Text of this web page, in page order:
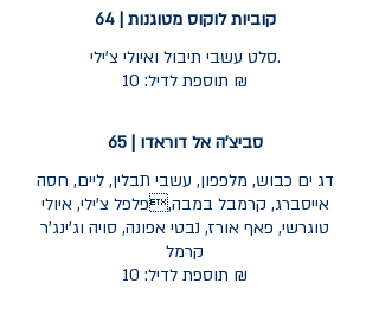
קוביות לוקוס מטוגנות | 64
סלט עשבי תיבול ואיולי צ'ילי.
תוספת לדיל: 10 ₪
סביצ'ה אל דוראדו | 65
דג ים כבוש, מלפפון, עשבי תבלין, ליים, חסה
אייסברג, קרמבל במבה,פלפל צ'ילי, איולי
טוגרשי, פאף אורז, נבטי אפונה, סויה וג'ינג'ר
קרמל
תוספת לדיל: 10 ₪